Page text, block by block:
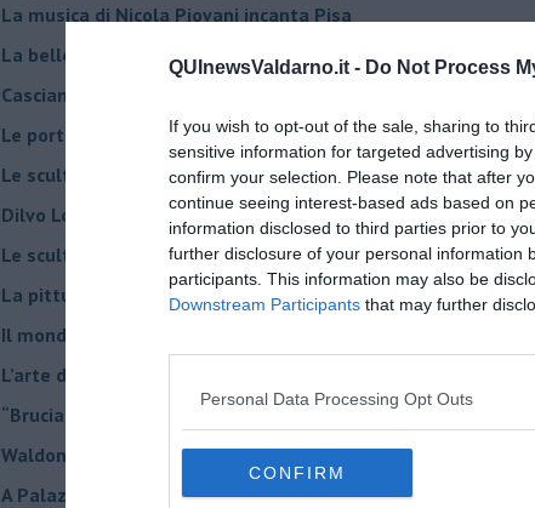
QUInewsValdarno.it - Do Not Process
If you wish to opt-out of the sale, sharing to
sensitive information for targeted advertising
confirm your selection. Please note that after
continue seeing interest-based ads based on
information disclosed to third parties prior to
further disclosure of your personal information
participants. This information may also be
Downstream Participants that may further
Personal Data Processing Opt Outs
CONFIRM
​La musica di Nicola Piovani incanta Pisa
​La bellezza resistente di Pier Toffoletti al Teatro Era
​Casciana: Skim in volo sulle terme
​Le porte della pittura in Paola Vallini e Marcela Bracalenti
​Le sculture di Giulia Cenci a palazzo Strozzi
​Dilvo Lotti ricordato a San Miniato
​Le sculture di Tincolini invadono Pietrasanta
La pittura di Scarselli al Plaza Hotel di Firenze
​Il mondo fantastico di Skim
​L’arte di Anselm Kiefer a Palazzo Strozzi
​“Bruciare illusioni”: l’arte di Elisa Zadi
​Waldon e Olio in mostra a San Miniato
​A Palazzo Strozzi l’incanto dell’arte di Kapoor